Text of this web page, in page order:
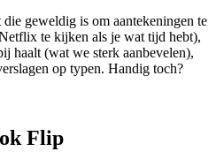
geweldig is om aantekeningen te
te kijken als je wat tijd hebt),
haalt (wat we sterk aanbevelen),
op typen. Handig toch?
Flip